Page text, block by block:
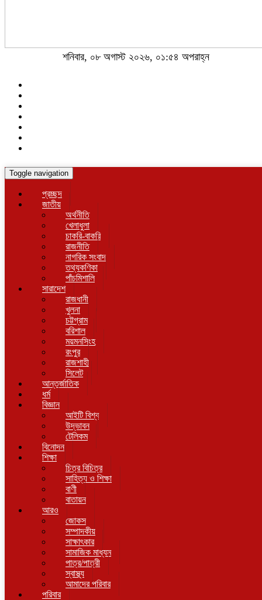
শনিবার, ০৮ অগাস্ট ২০২৬, ০১:৫৪ অপরাহ্ন
Toggle navigation
প্রচ্ছদ
জাতীয়
অর্থনীতি
খেলাধুলা
চাকরি-বাকরি
রাজনীতি
নাগরিক সংবাদ
তথ্যকণিকা
পাঁচমিশালি
সারাদেশ
রাজধানী
খুলনা
চট্টগ্রাম
বরিশাল
ময়মনসিংহ
রংপুর
রাজশাহী
সিলেট
আন্তর্জাতিক
ধর্ম
বিজ্ঞান
আইটি বিশ্ব
উদ্ভাবন
টেলিকম
বিনোদন
শিক্ষা
চিত্র বিচিত্র
সাহিত্য ও শিক্ষা
বাণী
বাতায়ন
আরও
জোকস
সম্পাদকীয়
সাক্ষাৎকার
সামাজিক মাধ্যম
পাত্র/পাত্রী
স্বাস্থ্য
আমাদের পরিবার
পরিবার